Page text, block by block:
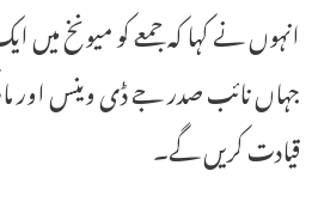
انہوں نے کہا کہ جمعے کو میونخ
جہاں نائب صدر جے ڈی وینس اور
قیادت کریں گے۔